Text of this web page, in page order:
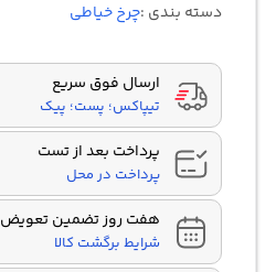
دسته بندی :چرخ خیاطی
ارسال فوق سریع
تیپاکس؛ پست؛ پیک
پرداخت بعد از تست
پرداخت در محل
هفت روز تضمین تعویض
شرایط برگشت کالا